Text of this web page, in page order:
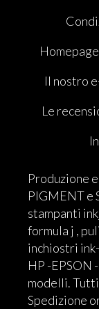
Homepage
Il nostro
Le
Produzione
PIGMENT e
stampanti
formula j ,
inchiostri
HP -EPSON
modelli.
Spedizione